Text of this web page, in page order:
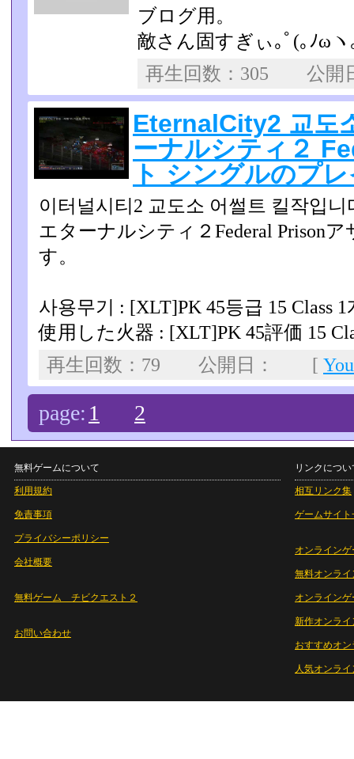
ブログ用。
敵さん固すぎぃ｡ﾟ(｡ﾉωヽ
再生回数：305 公
EternalCity2 교도
ーナルシティ２
ト シングルのプ
이터널시티2 교도소 어썰트 킬작입니
エターナルシティ２Federal Prison
す。
사용무기 : [XLT]PK 45등급 15 Class 1
使用した火器 : [XLT]PK 45評価 15
再生回数：79 公開日： [
page: 1 2
無料ゲームについて
利用規約
免責事項
プライバシーポリシー
会社概要
無料ゲーム チビクエスト２
お問い合わせ
リンクについ
相互リンク集
ゲームサイト
オンラインゲ
無料オンライ
オンライン
新作オンライ
おすすめオ
人気オンラ